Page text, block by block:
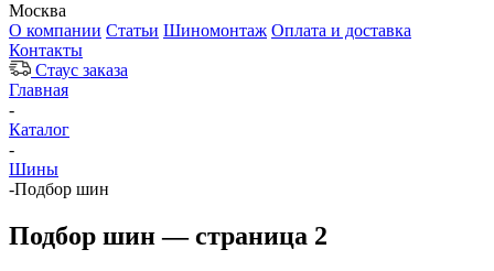
Москва
О компании Статьи Шиномонтаж Оплата и доставка
Контакты
Стаус заказа
Главная
-
Каталог
-
Шины
-Подбор шин
Подбор шин — страница 2